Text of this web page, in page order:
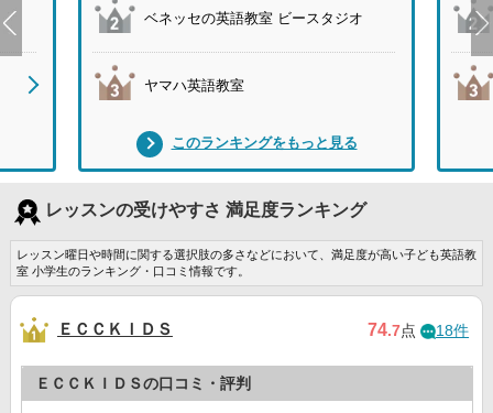
ベネッセの英語教室 ビースタジオ
ヤマハ英語教室
このランキングをもっと見る
レッスンの受けやすさ 満足度ランキング
レッスン曜日や時間に関する選択肢の多さなどにおいて、満足度が高い子ども英語教
室 小学生のランキング・口コミ情報です。
ＥＣＣＫＩＤＳ 74.7点 18件
ＥＣＣＫＩＤＳの口コミ・評判